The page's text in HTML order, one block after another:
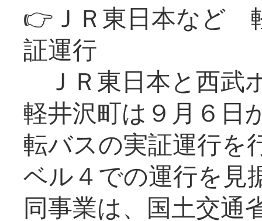
👉ＪＲ東日本など
証運行
ＪＲ東日本と西武
軽井沢町は９月６日
転バスの実証運行を
ベル４での運行を見
同事業は、国土交通